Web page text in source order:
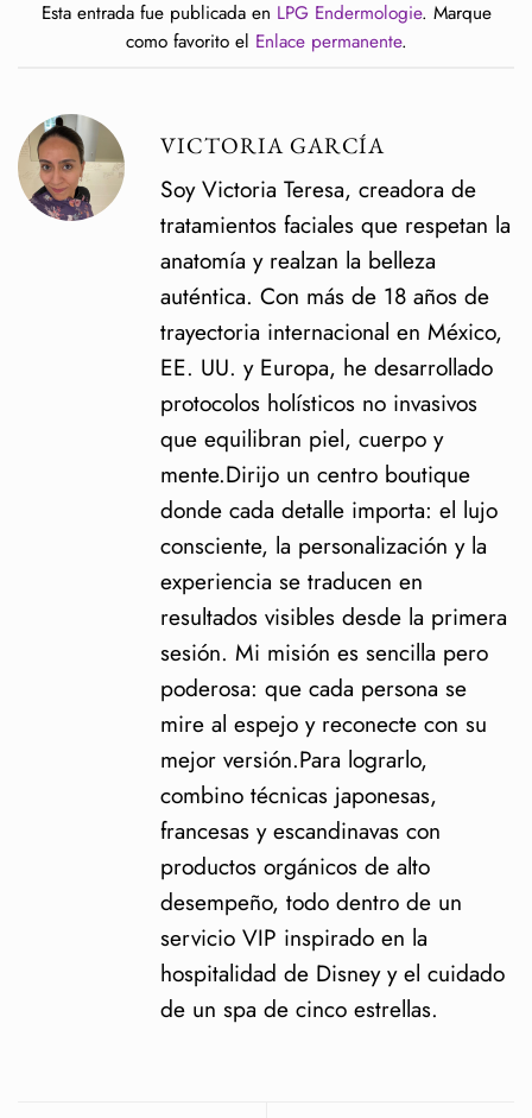
Esta entrada fue publicada en LPG Endermologie. Marque
como favorito el Enlace permanente.
VICTORIA GARCÍA
Soy Victoria Teresa, creadora de
tratamientos faciales que respetan la
anatomía y realzan la belleza
auténtica. Con más de 18 años de
trayectoria internacional en México,
EE. UU. y Europa, he desarrollado
protocolos holísticos no invasivos
que equilibran piel, cuerpo y
mente.Dirijo un centro boutique
donde cada detalle importa: el lujo
consciente, la personalización y la
experiencia se traducen en
resultados visibles desde la primera
sesión. Mi misión es sencilla pero
poderosa: que cada persona se
mire al espejo y reconecte con su
mejor versión.Para lograrlo,
combino técnicas japonesas,
francesas y escandinavas con
productos orgánicos de alto
desempeño, todo dentro de un
servicio VIP inspirado en la
hospitalidad de Disney y el cuidado
de un spa de cinco estrellas.